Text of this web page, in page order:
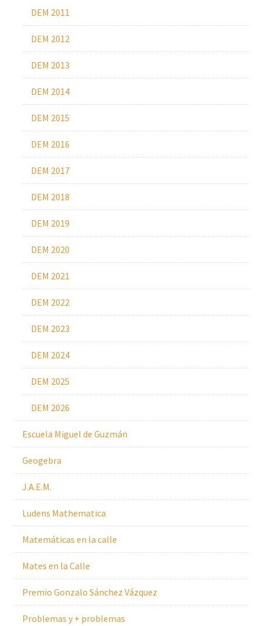
DEM 2011
DEM 2012
DEM 2013
DEM 2014
DEM 2015
DEM 2016
DEM 2017
DEM 2018
DEM 2019
DEM 2020
DEM 2021
DEM 2022
DEM 2023
DEM 2024
DEM 2025
DEM 2026
Escuela Miguel de Guzmán
Geogebra
J.A.E.M.
Ludens Mathematica
Matemáticas en la calle
Mates en la Calle
Premio Gonzalo Sánchez Vázquez
Problemas y + problemas